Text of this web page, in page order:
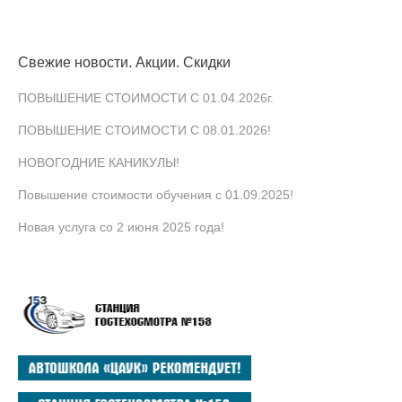
Свежие новости. Акции. Скидки
ПОВЫШЕНИЕ СТОИМОСТИ С 01.04.2026г.
ПОВЫШЕНИЕ СТОИМОСТИ С 08.01.2026!
НОВОГОДНИЕ КАНИКУЛЫ!
Повышение стоимости обучения с 01.09.2025!
Новая услуга со 2 июня 2025 года!